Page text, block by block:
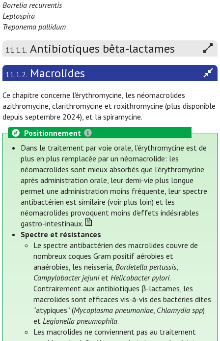
Borrelia recurrentis
Leptospira
Treponema pallidum
11.1.1. Antibiotiques bêta-lactames
11.1.2. Macrolides
Ce chapitre concerne l'érythromycine, les néomacrolides
azithromycine, clarithromycine et roxithromycine (plus disponible
depuis septembre 2024), et la spiramycine.
Positionnement
Dans le traitement par voie orale, l’érythromycine est de
plus en plus remplacée par un néomacrolide: les
néomacrolides sont mieux absorbés que l’érythromycine
après administration orale, leur demi-vie plus longue
permet une administration moins fréquente, leur spectre
antibactérien est similaire (voir plus loin) et les
néomacrolides provoquent moins d’effets indésirables
gastro-intestinaux.
Spectre et résistances
Le spectre antibactérien des macrolides couvre de
nombreux coques Gram positif aérobies et
anaérobies, les neisseria,Bordetella pertussis,
Campylobacter jejunietHelicobacter pylori.
Contrairement aux antibiotiques β-lactames, les
macrolides sont efficaces vis-à-vis des bactéries dites
“atypiques” (Mycoplasma pneumoniae, Chlamydia spp)
etLegionella pneumophila.
Les macrolides ne conviennent pas au traitement